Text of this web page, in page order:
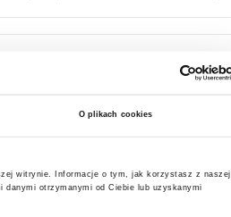
O plikach cookies
witrynie. Informacje o tym, jak korzystasz z naszej
danymi otrzymanymi od Ciebie lub uzyskanymi